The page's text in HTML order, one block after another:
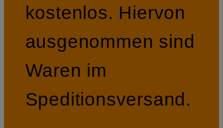
kostenlos. Hiervon
ausgenommen sind
Waren im
Speditionsversand.